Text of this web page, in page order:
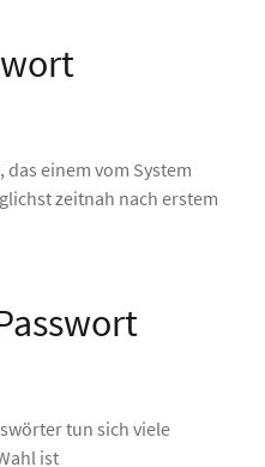
einem vom System
zeitnah nach erstem
tun sich viele
ist